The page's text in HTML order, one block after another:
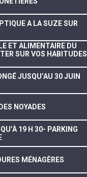
A LA SUZE SUR
ET ALIMENTAIRE DU
SUR VOS HABITUDES
JUSQU’AU 30 JUIN
NOYADES
19 H 30- PARKING
MÉNAGÈRES